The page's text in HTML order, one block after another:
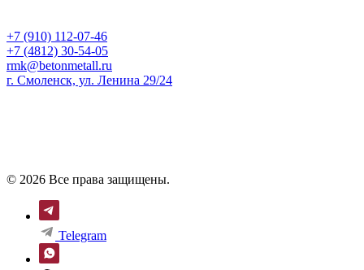
+7 (910) 112-07-46
+7 (4812) 30-54-05
rmk@betonmetall.ru
г. Смоленск, ул. Ленина 29/24
© 2026 Все права защищены.
Telegram